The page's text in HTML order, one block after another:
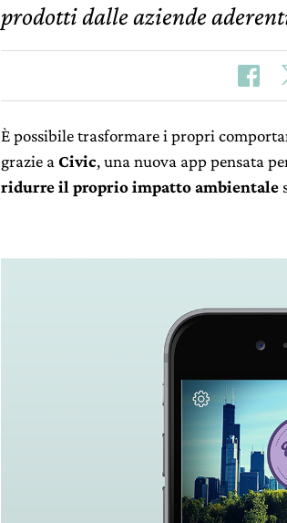
prodotti dalle aziende
È possibile trasformare i propri
grazie a Civic, una nuova app pensata
ridurre il proprio impatto ambientale